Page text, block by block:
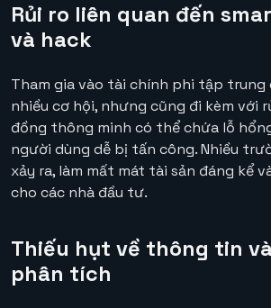
Rủi ro liên quan đến
và hack
Tham gia vào tài chính phi tập trung
nhiều cơ hội, nhưng cũng đi kèm với
đồng thông minh có thể chứa lỗ
người dùng dễ bị tấn công. Nhiều
xảy ra, làm mất mát tài sản đáng kể
cho các nhà đầu tư.
Thiếu hụt về thông tin
phân tích